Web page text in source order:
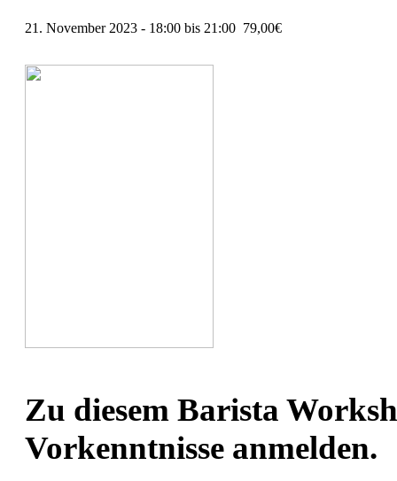
21. November 2023 - 18:00 bis 21:00 79,00€
Zu diesem Barista
Vorkenntnisse anmelden.